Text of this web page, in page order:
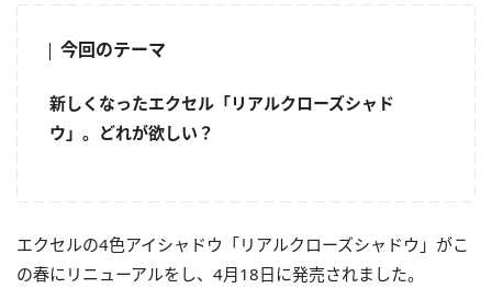
今回のテーマ
新しくなったエクセル「リアルクローズシャド
ウ」。どれが欲しい？
エクセルの4色アイシャドウ「リアルクローズシャドウ」がこ
の春にリニューアルをし、4月18日に発売されました。